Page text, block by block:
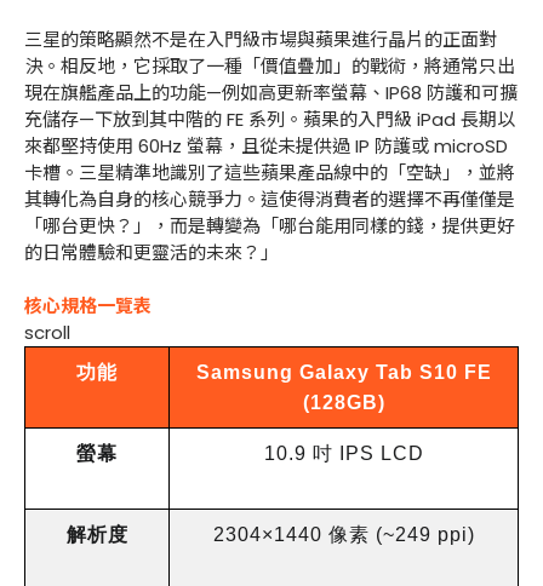
三星的策略顯然不是在入門級市場與蘋果進行晶片的正面對
決。相反地，它採取了一種「價值疊加」的戰術，將通常只出
現在旗艦產品上的功能—例如高更新率螢幕、IP68 防護和可擴
充儲存—下放到其中階的 FE 系列。蘋果的入門級 iPad 長期以
來都堅持使用 60Hz 螢幕，且從未提供過 IP 防護或 microSD
卡槽。三星精準地識別了這些蘋果產品線中的「空缺」，並將
其轉化為自身的核心競爭力。這使得消費者的選擇不再僅僅是
「哪台更快？」，而是轉變為「哪台能用同樣的錢，提供更好
的日常體驗和更靈活的未來？」
核心規格一覽表
scroll
功能
Samsung Galaxy Tab S10 FE
(128GB)
螢幕 10.9 吋 IPS LCD
解析度 2304×1440 像素 (~249 ppi)